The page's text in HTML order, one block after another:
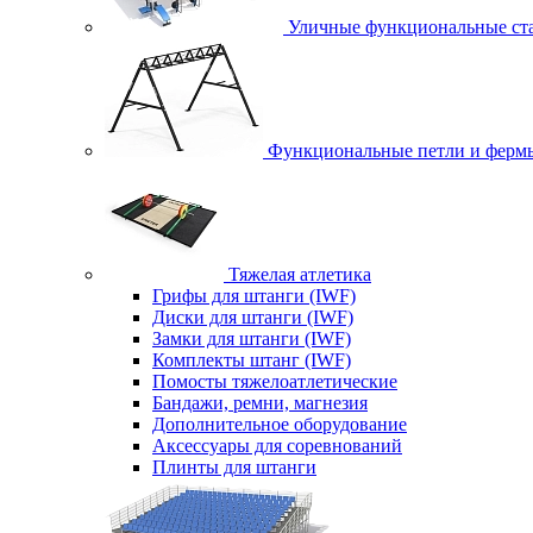
Уличные функциональные
Функциональные петли и
Тяжелая атлетика
Грифы для штанги (IWF)
Диски для штанги (IWF)
Замки для штанги (IWF)
Комплекты штанг (IWF)
Помосты тяжелоатлетические
Бандажи, ремни, магнезия
Дополнительное оборудование
Аксессуары для соревнований
Плинты для штанги